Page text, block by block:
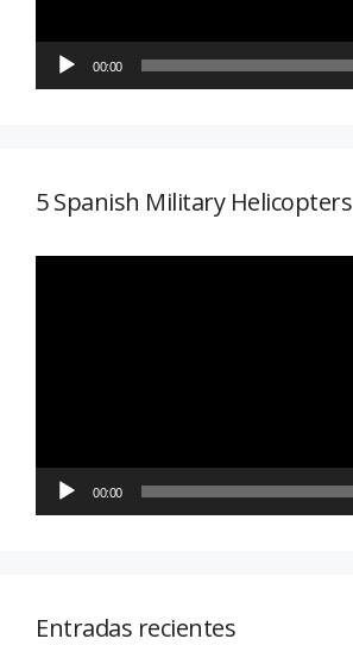
00:00
5 Spanish Military Helicopters
00:00
Entradas recientes